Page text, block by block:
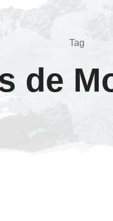
Tag
de